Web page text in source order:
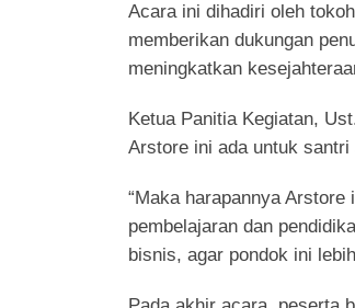
Acara ini dihadiri oleh
memberikan dukungan
meningkatkan
Ketua Panitia Kegiatan,
Arstore ini ada untuk
“Maka harapannya
pembelajaran dan
bisnis, agar pondok ini